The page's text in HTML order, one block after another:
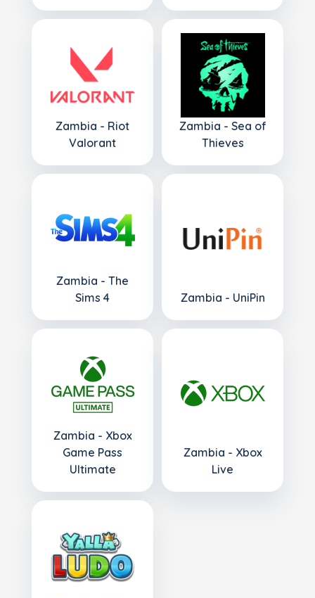
Zambia - Riot
Valorant
Zambia - Sea of
Thieves
Zambia - The
Sims 4
Zambia - UniPin
Zambia - Xbox
Game Pass
Ultimate
Zambia - Xbox
Live